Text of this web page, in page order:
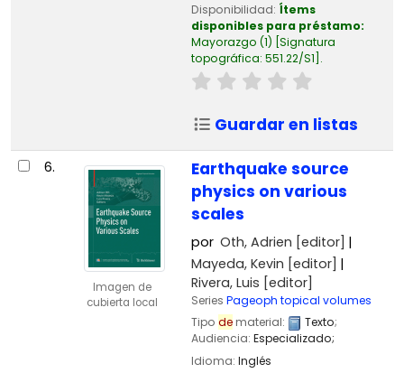
Disponibilidad: Ítems
disponibles para préstamo:
Mayorazgo (1) Signatura
topográfica: 551.22/S1 .
Guardar en listas
6.
Imagen de
cubierta local
Earthquake source
physics on various
scales
por Oth, Adrien [editor]
Mayeda, Kevin [editor]
Rivera, Luis [editor]
Series Pageoph topical volumes
Tipo dematerial: Texto;
Audiencia: Especializado;
Idioma: Inglés